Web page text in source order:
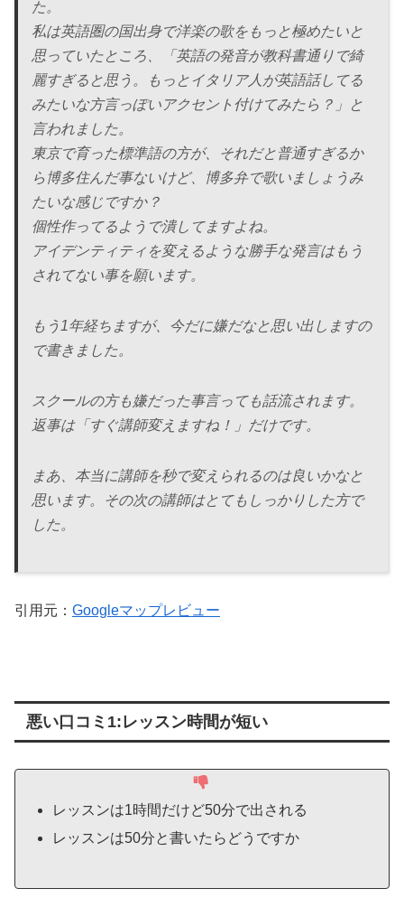
た。
私は英語圏の国出身で洋楽の歌をもっと極めたいと
思っていたところ、「英語の発音が教科書通りで綺
麗すぎると思う。もっとイタリア人が英語話してる
みたいな方言っぽいアクセント付けてみたら？」と
言われました。
東京で育った標準語の方が、それだと普通すぎるか
ら博多住んだ事ないけど、博多弁で歌いましょうみ
たいな感じですか？
個性作ってるようで潰してますよね。
アイデンティティを変えるような勝手な発言はもう
されてない事を願います。
もう1年経ちますが、今だに嫌だなと思い出しますの
で書きました。
スクールの方も嫌だった事言っても話流されます。
返事は「すぐ講師変えますね！」だけです。
まあ、本当に講師を秒で変えられるのは良いかなと
思います。その次の講師はとてもしっかりした方で
した。
引用元： Googleマップレビュー
悪い口コミ1:レッスン時間が短い
レッスンは1時間だけど50分で出される
レッスンは50分と書いたらどうですか